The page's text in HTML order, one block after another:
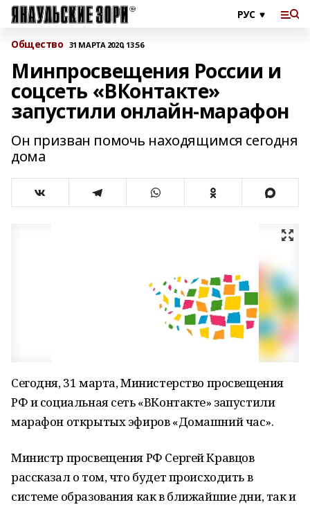
Общество 31 МАРТА 2020, 13:56
Минпросвещения России и
соцсеть «ВКонтакте»
запустили онлайн-марафон
Он призван помочь находящимся сегодня
дома
Сегодня, 31 марта, Министерство просвещения
РФ и социальная сеть «ВКонтакте» запустили
марафон открытых эфиров «Домашний час».
Министр просвещения РФ Сергей Кравцов
рассказал о том, что будет происходить в
системе образования как в ближайшие дни, так и